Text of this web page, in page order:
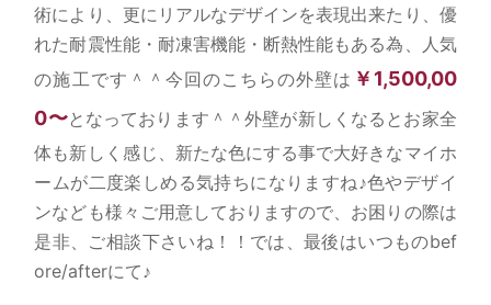
術により、更にリアルなデザインを表現出来たり、優
れた耐震性能・耐凍害機能・断熱性能もある為、人気
の施工です＾＾今回のこちらの外壁は ￥1,500,00
0〜となっております＾＾外壁が新しくなるとお家全
体も新しく感じ、新たな色にする事で大好きなマイホ
ームが二度楽しめる気持ちになりますね♪色やデザイ
ンなども様々ご用意しておりますので、お困りの際は
是非、ご相談下さいね！！では、最後はいつものbef
ore/afterにて♪